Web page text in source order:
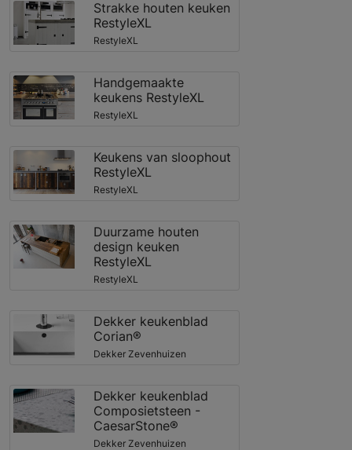
Strakke houten keuken
RestyleXL
RestyleXL
Handgemaakte
keukens RestyleXL
RestyleXL
Keukens van sloophout
RestyleXL
RestyleXL
Duurzame houten
design keuken
RestyleXL
RestyleXL
Dekker keukenblad
Corian®
Dekker Zevenhuizen
Dekker keukenblad
Composietsteen -
CaesarStone®
Dekker Zevenhuizen